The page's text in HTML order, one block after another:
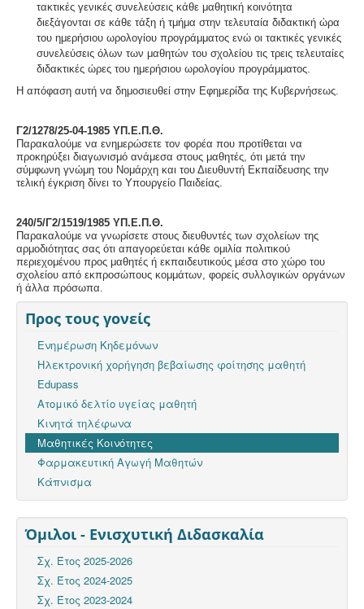
τακτικές γενικές συνελεύσεις κάθε μαθητική κοινότητα
διεξάγονται σε κάθε τάξη ή τμήμα στην τελευταία διδακτική ώρα
του ημερήσιου ωρολογίου προγράμματος ενώ οι τακτικές γενικές
συνελεύσεις όλων των μαθητών του σχολείου τις τρεις τελευταίες
διδακτικές ώρες του ημερήσιου ωρολογίου προγράμματος.
Η απόφαση αυτή να δημοσιευθεί στην Εφημερίδα της Κυβερνήσεως.
Γ2/1278/25-04-1985 ΥΠ.Ε.Π.Θ.
Παρακαλούμε να ενημερώσετε τον φορέα που προτίθεται να
προκηρύξει διαγωνισμό ανάμεσα στους μαθητές, ότι μετά την
σύμφωνη γνώμη του Νομάρχη και του Διευθυντή Εκπαίδευσης την
τελική έγκριση δίνει το Υπουργείο Παιδείας.
240/5/Γ2/1519/1985 ΥΠ.Ε.Π.Θ.
Παρακαλούμε να γνωρίσετε στους διευθυντές των σχολείων της
αρμοδιότητας σας ότι απαγορεύεται κάθε ομιλία πολιτικού
περιεχομένου προς μαθητές ή εκπαιδευτικούς μέσα στο χώρο του
σχολείου από εκπροσώπους κομμάτων, φορείς συλλογικών οργάνων
ή άλλα πρόσωπα.
Προς τους γονείς
Ενημέρωση Κηδεμόνων
Ηλεκτρονική χορήγηση βεβαίωσης φοίτησης μαθητή
Edupass
Ατομικό δελτίο υγείας μαθητή
Κινητά τηλέφωνα
Μαθητικές Κοινότητες
Φαρμακευτική Αγωγή Μαθητών
Κάπνισμα
Όμιλοι - Ενισχυτική Διδασκαλία
Σχ. Έτος 2025-2026
Σχ. Έτος 2024-2025
Σχ. Έτος 2023-2024